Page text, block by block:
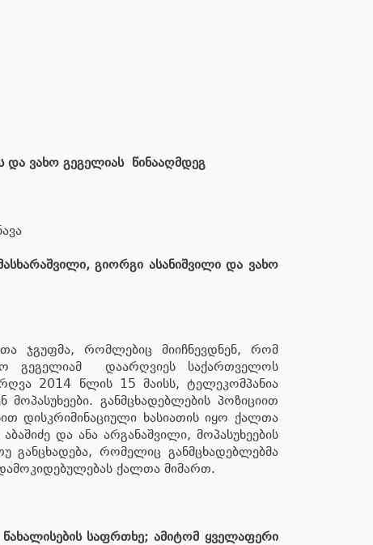
და ვახო გეგელიას წინააღმდეგ
გიორგი ასანიშვილი და ვახო
ჯგუფმა, რომლებიც მიიჩნევდნენ, რომ
გეგელიამ დაარღვიეს საქართველოს
2014 წლის 15 მაისს, ტელეკომპანია
განმცხადებლების პოზიციით
დისკრიმინაციული ხასიათის იყო ქალთა
და ანა არგანაშვილი, მოპასუხეების
განცხადება, რომელიც განმცხადებლებმა
ქალთა მიმართ.
საფრთხე; ამიტომ ყველაფერი